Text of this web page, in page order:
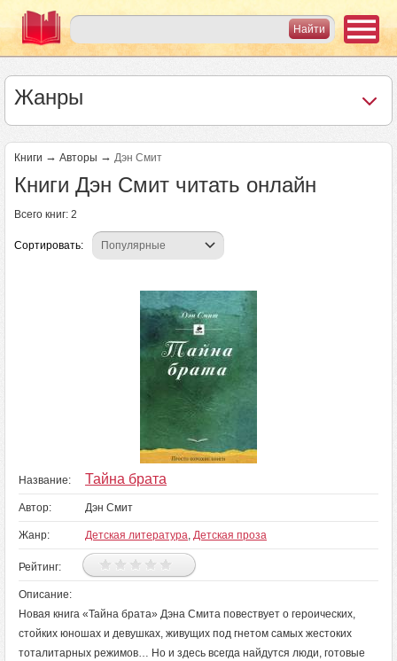
Жанры
Книги → Авторы → Дэн Смит
Книги Дэн Смит читать онлайн
Всего книг: 2
Сортировать:
Название: Тайна брата
Автор: Дэн Смит
Жанр: Детская литература, Детская проза
Рейтинг:
Описание:
Новая книга «Тайна брата» Дэна Смита повествует о героических,
стойких юношах и девушках, живущих под гнетом самых жестоких
тоталитарных режимов… Но и здесь всегда найдутся люди, готовые